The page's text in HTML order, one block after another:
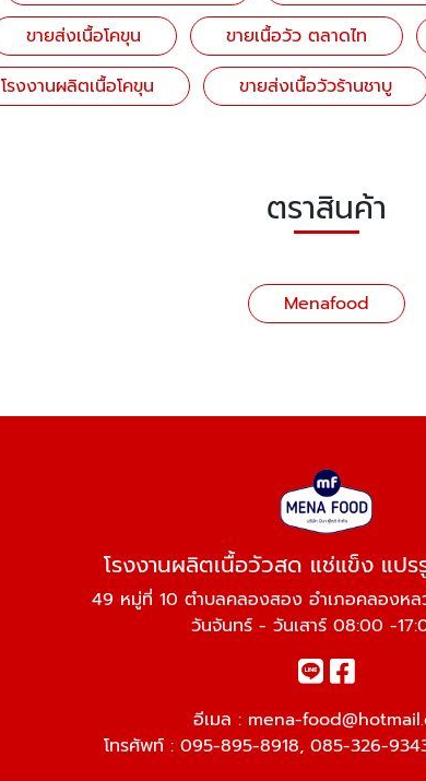
ขายส่งเนื้อโคขุน ขายเนื้อวัว ตลาดไท
โรงงานผลิตเนื้อโคขุน
ขายส่งเนื้อวัวร้านชาบู
ตราสินค้า
Menafood
โรงงานผลิตเนื้อวัวสด แช่แข็ง แป
49 หมู่ที่ 10 ตำบลคลองสอง อำเภอคลองหล
วันจันทร์ - วันเสาร์ 08:00 -
อีเมล : mena-
โทรศัพท์ : 095-895-8918, 085-326-